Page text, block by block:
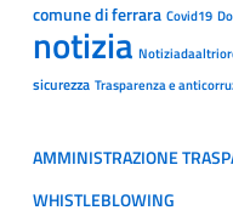
comune di ferrara Covid19
notizia
sicurezza Trasparenza e
AMMINISTRAZIONE
WHISTLEBLOWING